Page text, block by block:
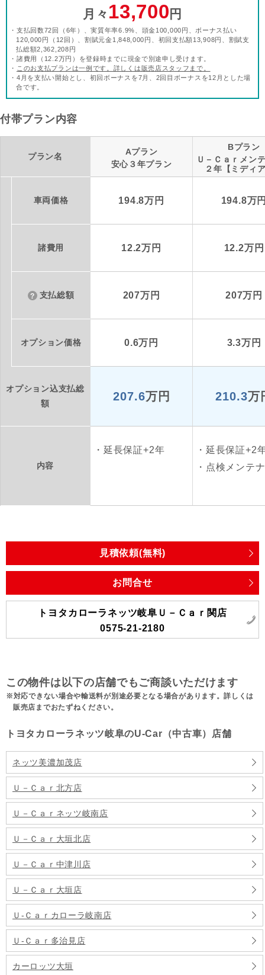
月々 13,700 円
・支払回数72回（6年）、実質年率6.9%、頭金100,000円、ボーナス払い
120,000円（12回）、割賦元金1,848,000円、初回支払額13,908円、割賦支
払総額2,362,208円
・諸費用（12.2万円）を登録時までに現金で別途申し受けます。
・ このお支払プランは一例です。詳しくは販売店スタッフまで。
・4月を支払い開始とし、初回ボーナスを7月、2回目ボーナスを12月とした場
合です。
付帯プラン内容
プラン名
Aプラン
安心３年プラン
Bプラン
Ｕ－Ｃａｒメン
２年【ミディ
車両価格 194.8万円 194.8万
諸費用 12.2万円 12.2万円
支払総額 207万円 207万円
オプション価格 0.6万円 3.3万円
オプション込支払総
額
207.6万円 210.3万
内容
延長保証+2年
延長保証+2
点検メンテ
見積依頼(無料)
お問合せ
トヨタカローラネッツ岐阜Ｕ－Ｃａｒ関店
0575-21-2180
この物件は以下の店舗でもご商談いただけます
対応できない場合や輸送料が別途必要となる場合があります。詳しくは
販売店までおたずねください。
トヨタカローラネッツ岐阜のU-Car（中古車）店舗
ネッツ美濃加茂店
Ｕ－Ｃａｒ北方店
Ｕ－Ｃａｒネッツ岐南店
Ｕ－Ｃａｒ大垣北店
Ｕ－Ｃａｒ中津川店
Ｕ－Ｃａｒ大垣店
Ｕ‐Ｃａｒカローラ岐南店
Ｕ‐Ｃａｒ多治見店
カーロッツ大垣